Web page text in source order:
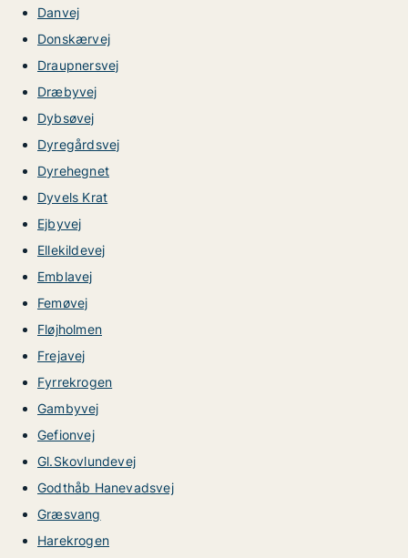
Danvej
Donskærvej
Draupnersvej
Dræbyvej
Dybsøvej
Dyregårdsvej
Dyrehegnet
Dyvels Krat
Ejbyvej
Ellekildevej
Emblavej
Femøvej
Fløjholmen
Frejavej
Fyrrekrogen
Gambyvej
Gefionvej
Gl.Skovlundevej
Godthåb Hanevadsvej
Græsvang
Harekrogen